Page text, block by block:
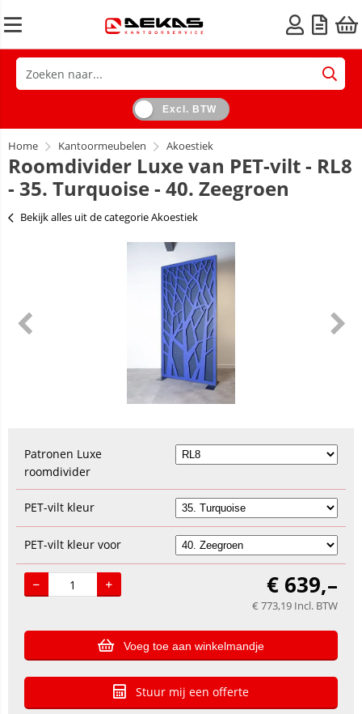
Excl. BTW
Home Kantoormeubelen Akoestiek
Roomdivider Luxe van PET-vilt - RL8
- 35. Turquoise - 40. Zeegroen
Bekijk alles uit de categorie Akoestiek
Patronen Luxe
roomdivider
PET-vilt kleur
PET-vilt kleur voor
€ 639,–
€ 773,19 Incl. BTW
Voeg toe aan winkelmandje
Stuur mij een offerte